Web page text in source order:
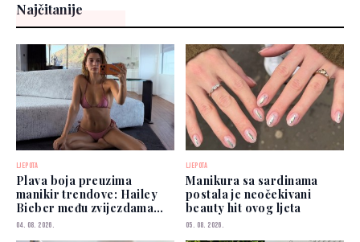
Najčitanije
LJEPOTA
Plava boja preuzima
manikir trendove: Hailey
Bieber među zvijezdama
koje je već nose
04. 08. 2026.
LJEPOTA
Manikura sa sardinama
postala je neočekivani
beauty hit ovog ljeta
05. 08. 2026.